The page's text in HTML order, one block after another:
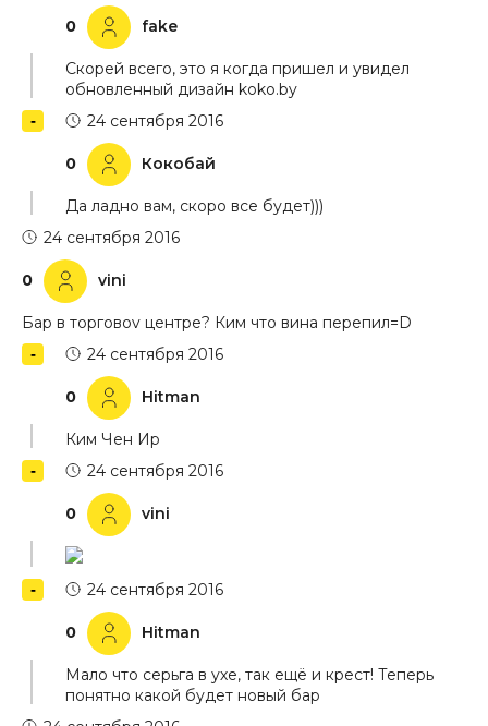
0 fake
Скорей всего, это я когда пришел и увидел
обновленный дизайн koko.by
0 Кокобай
24 сентября 2016
Да ладно вам, скоро все будет)))
0 vini
24 сентября 2016
Бар в торговоv центре? Ким что вина перепил=D
0 Hitman
24 сентября 2016
Ким Чен Ир
0 vini
24 сентября 2016
0 Hitman
24 сентября 2016
Мало что серьга в ухе, так ещё и крест! Теперь
понятно какой будет новый бар